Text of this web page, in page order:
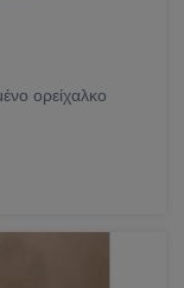
ορείχαλκο